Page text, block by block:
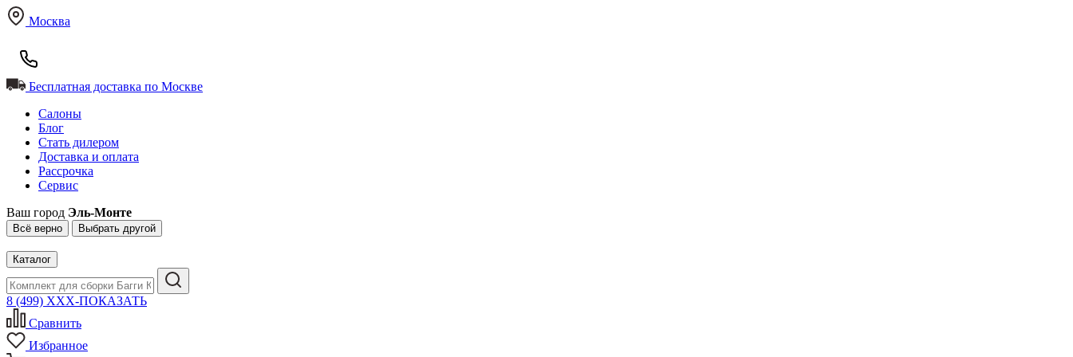
Москва
Бесплатная доставка по Москве
Салоны
Блог
Стать дилером
Доставка и оплата
Рассрочка
Сервис
Ваш город Эль-Монте
Всё верно Выбрать другой
Каталог
8 (499) XXX-ПОКАЗАТЬ
Сравнить
Избранное